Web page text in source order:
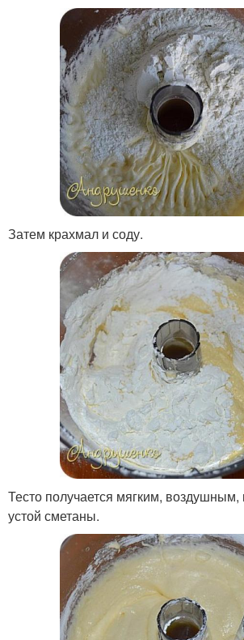
Затем крахмал и соду.
Тесто получается мягким, воздушным,
устой сметаны.